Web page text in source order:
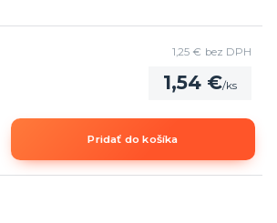
1,54 €/ks
1,25 € bez DPH
Pridať do košíka